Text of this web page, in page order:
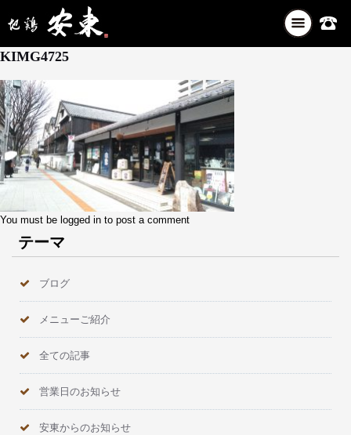
ナ
ビ
4月 18, 2025
KIMG4725
You must be logged in to post a comment
テーマ
ブログ
メニューご紹介
全ての記事
営業日のお知らせ
安東からのお知らせ